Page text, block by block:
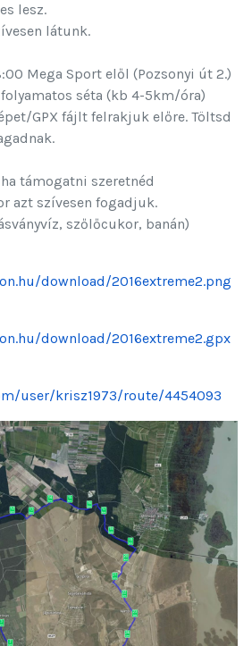
lesz.
látunk.
Mega Sport elől (Pozsonyi út 2.)
séta (kb 4-5km/óra)
GPX fájlt felrakjuk előre. Töltsd
támogatni szeretnéd
azt szívesen fogadjuk.
szőlőcukor, banán)
download/2016extreme2.png
download/2016extreme2.gpx
user/krisz1973/route/4454093